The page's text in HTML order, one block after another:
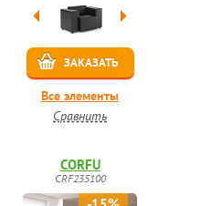
ЗАКАЗАТЬ
Все элементы
Сравнить
CORFU
CRF235100